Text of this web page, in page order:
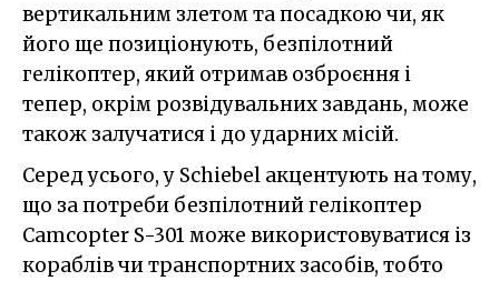
вертикальним злетом та посадкою чи, як
його ще позиціонують, безпілотний
гелікоптер, який отримав озброєння і
тепер, окрім розвідувальних завдань, може
також залучатися і до ударних місій.
Серед усього, у Schiebel акцентують на тому,
що за потреби безпілотний гелікоптер
Camcopter S-301 може використовуватися із
кораблів чи транспортних засобів, тобто